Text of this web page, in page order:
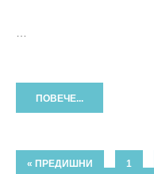
ПОВЕЧЕ...
« ПРЕДИШНИ 1